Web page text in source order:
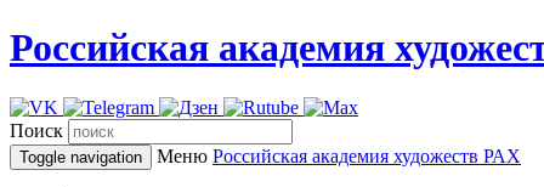
Российская академия
Поиск
Toggle navigation Меню Российская академия художеств РАХ